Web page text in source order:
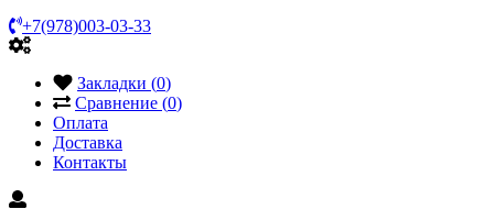
+7(978)003-03-33
Закладки (0)
Сравнение (0)
Оплата
Доставка
Контакты